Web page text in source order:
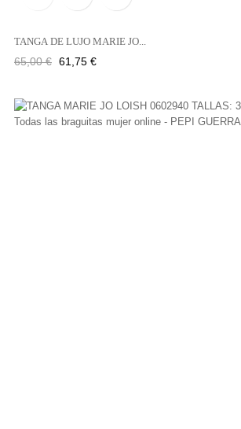
TANGA DE LUJO MARIE JO...
Precio
65,00 € Precio
61,75 €